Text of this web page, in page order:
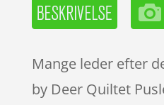
Mange leder efter
by Deer Quiltet